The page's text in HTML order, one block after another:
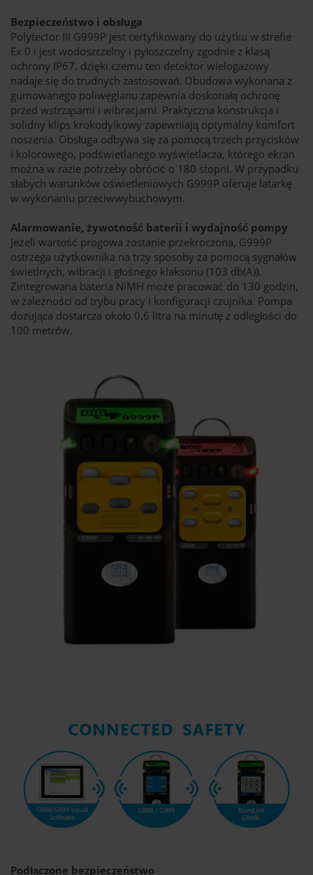
Bezpieczeństwo i obsługa
Polytector III G999P jest certyfikowany do użytku w strefie
Ex 0 i jest wodoszczelny i pyłoszczelny zgodnie z klasą
ochrony IP67, dzięki czemu ten detektor wielogazowy
nadaje się do trudnych zastosowań. Obudowa wykonana z
gumowanego poliwęglanu zapewnia doskonałą ochronę
przed wstrząsami i wibracjami. Praktyczna konstrukcja i
solidny klips krokodylkowy zapewniają optymalny komfort
noszenia. Obsługa odbywa się za pomocą trzech przycisków
i kolorowego, podświetlanego wyświetlacza, którego ekran
można w razie potrzeby obrócić o 180 stopni. W przypadku
słabych warunków oświetleniowych G999P oferuje latarkę
w wykonaniu przeciwwybuchowym.
Alarmowanie, żywotność baterii i wydajność pompy
Jeżeli wartość progowa zostanie przekroczona, G999P
ostrzega użytkownika na trzy sposoby za pomocą sygnałów
świetlnych, wibracji i głośnego klaksonu (103 db(A)).
Zintegrowana bateria NiMH może pracować do 130 godzin,
w zależności od trybu pracy i konfiguracji czujnika. Pompa
dozująca dostarcza około 0,6 litra na minutę z odległości do
100 metrów.
Podłączone bezpieczeństwo